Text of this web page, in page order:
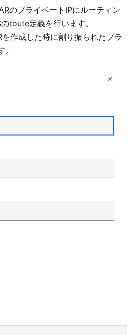
のプライベートIPにルーティン
route定義を行います。
作成した時に割り振られたプラ